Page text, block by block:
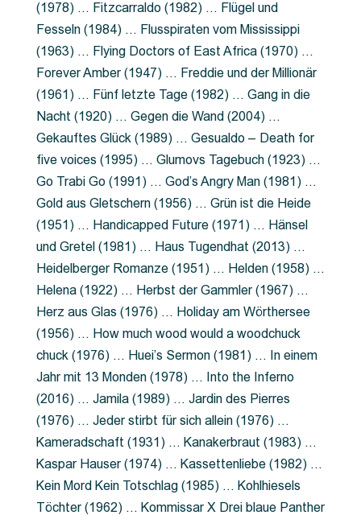
(1978) … Fitzcarraldo (1982) … Flügel und
Fesseln (1984) … Flusspiraten vom Mississippi
(1963) … Flying Doctors of East Africa (1970) …
Forever Amber (1947) … Freddie und der Millionär
(1961) … Fünf letzte Tage (1982) … Gang in die
Nacht (1920) … Gegen die Wand (2004) …
Gekauftes Glück (1989) … Gesualdo – Death for
five voices (1995) … Glumovs Tagebuch (1923) …
Go Trabi Go (1991) … God’s Angry Man (1981) …
Gold aus Gletschern (1956) … Grün ist die Heide
(1951) … Handicapped Future (1971) … Hänsel
und Gretel (1981) … Haus Tugendhat (2013) …
Heidelberger Romanze (1951) … Helden (1958) …
Helena (1922) … Herbst der Gammler (1967) …
Herz aus Glas (1976) … Holiday am Wörthersee
(1956) … How much wood would a woodchuck
chuck (1976) … Huei’s Sermon (1981) … In einem
Jahr mit 13 Monden (1978) … Into the Inferno
(2016) … Jamila (1989) … Jardin des Pierres
(1976) … Jeder stirbt für sich allein (1976) …
Kameradschaft (1931) … Kanakerbraut (1983) …
Kaspar Hauser (1974) … Kassettenliebe (1982) …
Kein Mord Kein Totschlag (1985) … Kohlhiesels
Töchter (1962) … Kommissar X Drei blaue Panther